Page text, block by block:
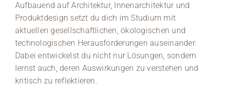
Aufbauend auf Architektur, Innenarchitektur und
Produktdesign setzt du dich im Studium mit
aktuellen gesellschaftlichen, ökologischen und
technologischen Herausforderungen auseinander.
Dabei entwickelst du nicht nur Lösungen, sondern
lernst auch, deren Auswirkungen zu verstehen und
kritisch zu reflektieren.